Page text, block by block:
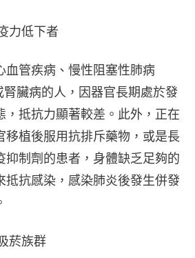
力低下者
血管疾病、慢性阻塞性肺病
腎臟病的人，因器官長期處於發
，抵抗力顯著較差。此外，正在
移植後服用抗排斥藥物，或是長
抑制劑的患者，身體缺乏足夠的
抵抗感染，感染肺炎後發生併發
菸族群